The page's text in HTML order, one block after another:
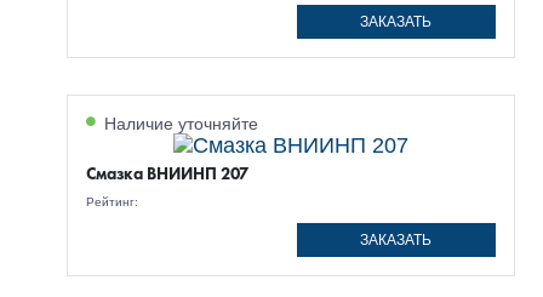
ЗАКАЗАТЬ
Наличие уточняйте
Смазка ВНИИНП 207
Рейтинг:
ЗАКАЗАТЬ